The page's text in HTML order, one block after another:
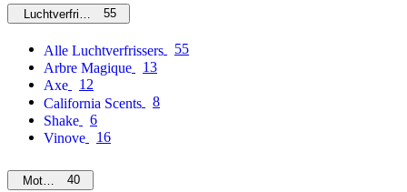
Luchtverfrissers55
Alle Luchtverfrissers
55
Arbre Magique
13
Axe
12
California Scents
8
Shake
6
Vinove
16
Motorolie40